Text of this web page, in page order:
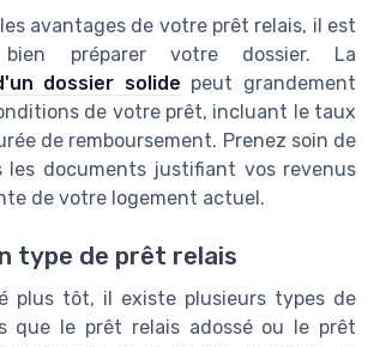
avantages de votre prêt relais, il est
préparer votre dossier. La
dossier solide peut grandement
de votre prêt, incluant le taux
de remboursement. Prenez soin de
les documents justifiant vos revenus
de votre logement actuel.
type de prêt relais
plus tôt, il existe plusieurs types de
que le prêt relais adossé ou le prêt